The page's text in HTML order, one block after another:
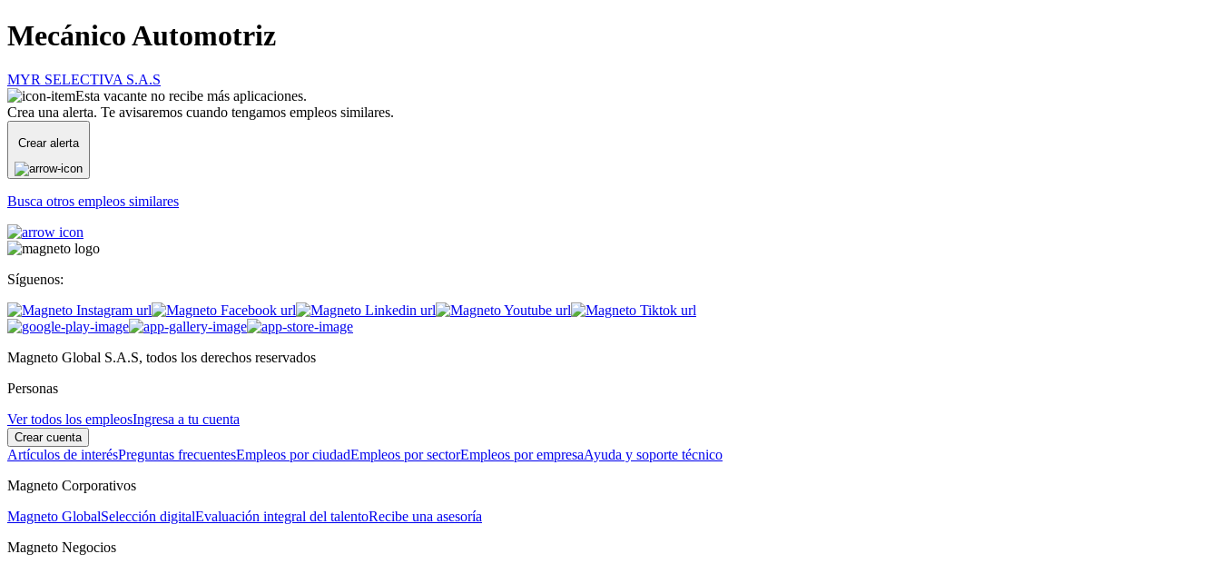
Mecánico Automotriz
MYR SELECTIVA S.A.S
Esta vacante no recibe más aplicaciones.
Crea una alerta. Te avisaremos cuando tengamos empleos similares.
Crear alerta
Busca otros empleos similares
Síguenos:
Magneto Global S.A.S, todos los derechos reservados
Personas
Ver todos los empleosIngresa a tu cuenta
Crear cuenta
Artículos de interésPreguntas frecuentesEmpleos por ciudadEmpleos por sectorEmpleos por empresaAyuda y soporte técnico
Magneto Corporativos
Magneto GlobalSelección digitalEvaluación integral del talentoRecibe una asesoría
Magneto Negocios